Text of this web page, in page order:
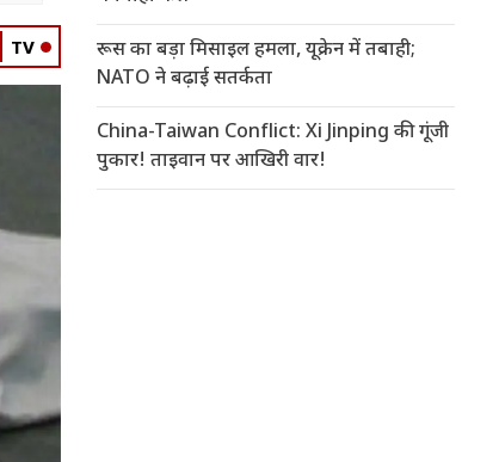
TV
रूस का बड़ा मिसाइल हमला, यूक्रेन में तबाही;
NATO ने बढ़ाई सतर्कता
China-Taiwan Conflict: Xi Jinping की गूंजी
पुकार! ताइवान पर आखिरी वार!